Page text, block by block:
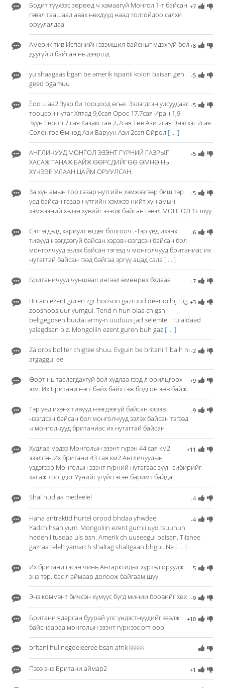
+7
Бодит түүхээс зөрөөд ч хамаагүй Монгол 1-т байсан
гэвэл таашаал авах нөхдүүд наад толгойдоо салхи
оруулалдаа
+8
Америк тив Испанийн эзэмшил байсныг мдэхгүй бол
дуугүй л байсан нь дээршд
-5
yu shaagaas bgan be amerik ispanii kolon baisan geh
geed bgamuu
-5
Ёоо шаа2 Зүэр би тооцоод ѳгье. Эзлэгдсэн улсуудаас
тооцсон нутаг Хятад 9,6сая Орос 17,7сая Иран 1,9
Зүүн Европ 7 сая Казакстан 2,7сая Тѳв Ази 2сая Энэтхэг 2сая
Солонгос Ѳмнѳд Ази Баруун Ази 2сая Ойрол [ ... ]
-5
АНГЛИЧУУД МОНГОЛ ЭЗЭНТ ГҮРНИЙ ГАЗРЫГ
ХАСАЖ ТАНАЖ БАЙЖ ӨӨРСДИЙГӨӨ ӨМНӨ НЬ
ХҮЧЭЭР УЛААН ЦАЙМ ОРУУЛСАН.
-5
За хүн амын тоо газар нутгийн хэмжээгээр биш тэр
үед байсан газар нутгийн хэмжээ нийт хүн амын
хэмжээний хэдэн хувийг эзэлж байсан гэвэл МОНГОЛ 1т шүү.
-6
Сэтгэгдэлд хариулт өгдөг болгооч. -Тэр үед ихэнх
тивүүд нээгдээгүй байсан хэрэв нээгдсэн байсан бол
монголчууд эзлэх байсан тэгээд ч монголчууд британиас их
нутагтай байсан гээд байгаа эргүү ацад сала [ ... ]
-7
Британичууд чуншвал ингээл өмөөрөх бхдааа
+3
Britain ezent guren zgr hooson gazruud deer ochij tug
zoosnoos uur yumgui. Tend n hun blaa ch gsn
beltgegdsen buutai army-n uuduus jad selemtei l tulaldaad
yalagdsan biz. Mongoliin ezent guren buh gaz [ ... ]
-2
Za oros bol ter chigtee shuu. Evguin be britani 1 baih ni
argaggui ee
+9
Өөрт нь таалагдахгүй бол худлаа гээд л орилцгоох
юм. Их Британи нэгт байх байх гэж бодсон зөв байж.
-9
Тэр үед ихэнх тивүүд нээгдээгүй байсан хэрэв
нээгдсэн байсан бол монголчууд эзлэх байсан тэгээд
ч монголчууд британиас их нутагтай байсан
+11
Худлаа мэдээ Монголын эзэнт гүрэн 44 сая км2
эзэлсэн.Их британи 43 сая км2.Англичуудын
үздэгээр Монголын эзэнт гүрний нутагаас зүүн сибирийг
хасаж тооцдог.Үүнийг үгүйсгэсэн баримт байдаг
-4
Shal hudlaa medeelel
-4
Haha antraktid hurtel orood bhdaa yhwdee.
Yadchihsan yum. Mongoliin ezent gurnii uyd tsuuhun
heden l tusdaa uls bsn. Amerik ch uuseegui baisan. Tiishee
gazraa teleh yamarch shaltag shaltgaan bhgui. Ne [ ... ]
-5
Их британи гэсэн чинь Антарктидыг хүртэл оруулж
энэ тэр. бас л аймаар долоож байгаам шүү
-9
Энэ коммэнт бичсэн хүмүүс бүгд минии боовийг хөх
+10
Британи ядарсан буурай улс үндэстнүүдийг эзэлж
байснаараа монголын эзэнт гүрнээс огт өөр.
britani hui negdeleeree bsan afrik kkkkk
+1
Пэээ энэ Британи аймар2